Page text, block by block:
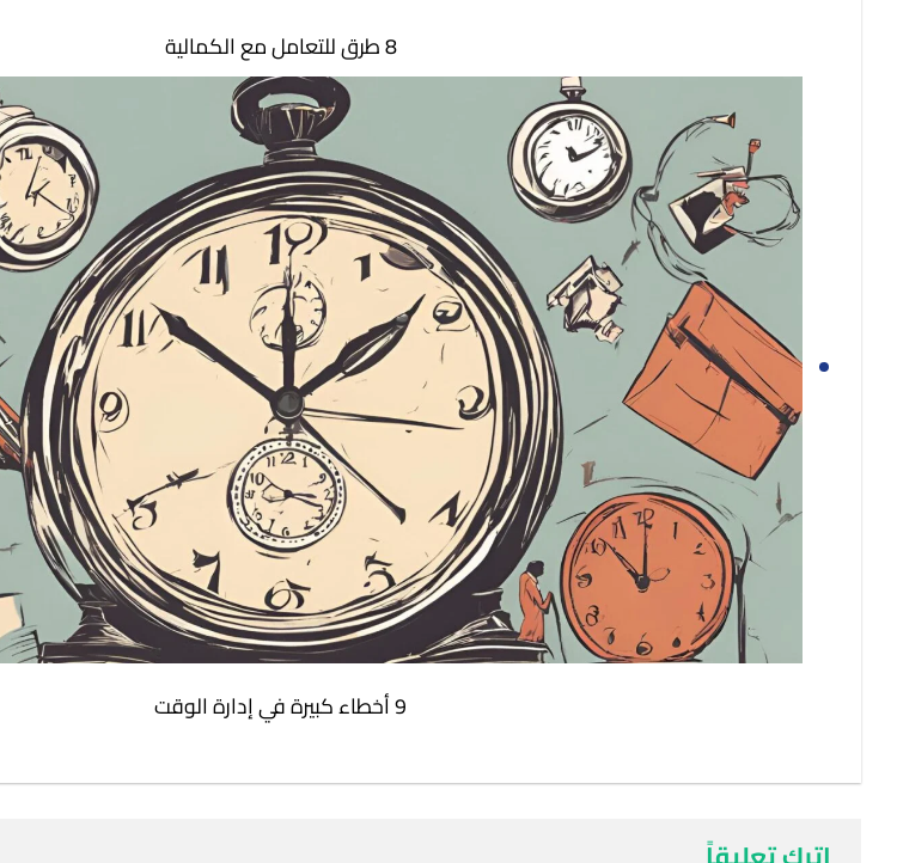
8 طرق للتعامل مع الكمالية
9 أخطاء كبيرة في إدارة الوقت